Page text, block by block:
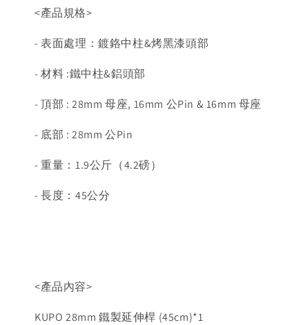
<產品規格>
- 表面處理：鍍鉻中柱&烤黑漆頭部
- 材料 :鐵中柱&鋁頭部
- 頂部 : 28mm 母座, 16mm 公Pin & 16mm 母座
- 底部 : 28mm 公Pin
- 重量：1.9公斤（4.2磅）
- 長度：45公分
<產品內容>
KUPO 28mm 鐵製延伸桿 (45cm)*1